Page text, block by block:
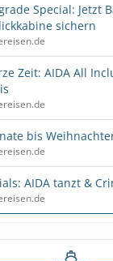
Special: Jetzt
sichern
Zeit: AIDA All
bis
AIDA tanzt &